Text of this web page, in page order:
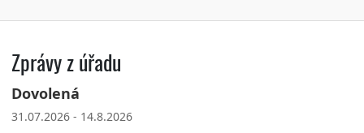
Zprávy z úřadu
Dovolená
31.07.2026 - 14.8.2026